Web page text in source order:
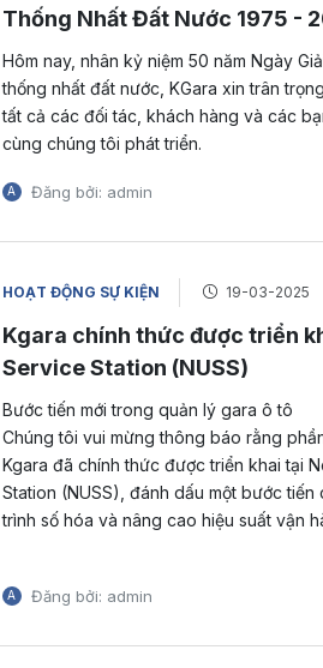
Thống Nhất Đất Nước 1975 -
Hôm nay, nhân kỷ niệm 50 năm Ngày
thống nhất đất nước, KGara xin trân
tất cả các đối tác, khách hàng và các
cùng chúng tôi phát triển.
A Đăng bởi: admin
HOẠT ĐỘNG SỰ KIỆN 19-03-2025
Kgara chính thức được triển
Service Station (NUSS)
Bước tiến mới trong quản lý gara ô tô
Chúng tôi vui mừng thông báo rằng
Kgara đã chính thức được triển khai tại
Station (NUSS), đánh dấu một bước
trình số hóa và nâng cao hiệu suất vận
A Đăng bởi: admin